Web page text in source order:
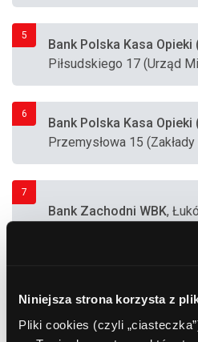
Niniejsza strona korzysta z
Pliki cookies (czyli
5
Bank Polska Kasa Opieki
Piłsudskiego 17 (Urząd
6
Bank Polska Kasa Opieki
Przemysłowa 15
7
Bank Zachodni WBK,